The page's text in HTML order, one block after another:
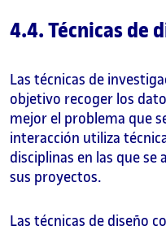
4.4. Técnicas de
Las técnicas de
objetivo recoger los
mejor el problema que
interacción utiliza
disciplinas en las que
sus proyectos.
Las técnicas de diseño